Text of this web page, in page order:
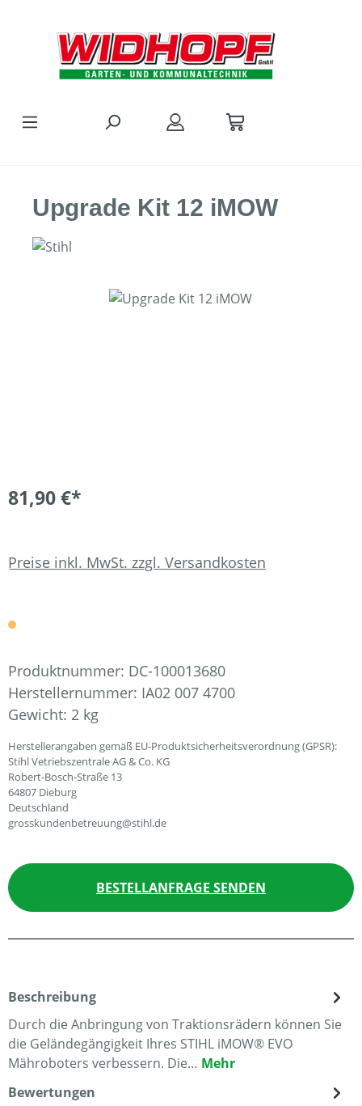
Upgrade Kit 12 iMOW
Bildergalerie überspringen
81,90 €*
Preise inkl. MwSt. zzgl. Versandkosten
Produktnummer: DC-100013680
Herstellernummer: IA02 007 4700
Gewicht: 2 kg
Herstellerangaben gemäß EU-Produktsicherheitsverordnung (GPSR):
Stihl Vetriebszentrale AG & Co. KG
Robert-Bosch-Straße 13
64807 Dieburg
Deutschland
grosskundenbetreuung@stihl.de
BESTELLANFRAGE SENDEN
Beschreibung
Durch die Anbringung von Traktionsrädern können Sie
die Geländegängigkeit Ihres STIHL iMOW® EVO
Mähroboters verbessern. Die… Mehr
Bewertungen